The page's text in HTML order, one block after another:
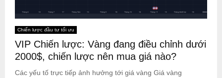
Chiến lược đầu tư tối ưu
VIP Chiến lược: Vàng đang điều chỉnh dưới
2000$, chiến lược nên mua giá nào?
Các yếu tố trực tiếp ảnh hưởng tới giá vàng Giá vàng